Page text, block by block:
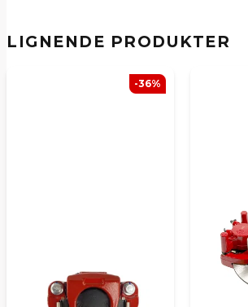
LIGNENDE PRODUKTER
-36%
Ja, jeg får publisert min forespørsel